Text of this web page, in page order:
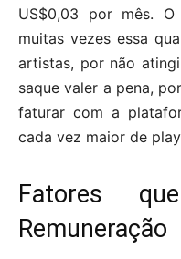
US$0,03 por mês.
muitas vezes essa
artistas, por não
saque valer a pena,
faturar com a
cada vez maior de
Fatores
Remuneração